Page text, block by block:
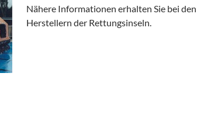
Nähere Informationen erhalten Sie bei den
Herstellern der Rettungsinseln.